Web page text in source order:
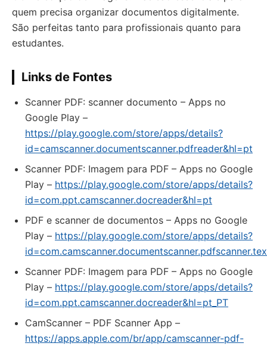
quem precisa organizar documentos digitalmente.
São perfeitas tanto para profissionais quanto para
estudantes.
Links de Fontes
Scanner PDF: scanner documento – Apps no
Google Play –
https://play.google.com/store/apps/details?
id=camscanner.documentscanner.pdfreader&hl=pt
Scanner PDF: Imagem para PDF – Apps no Google
Play – https://play.google.com/store/apps/details?
id=com.ppt.camscanner.docreader&hl=pt
PDF e scanner de documentos – Apps no Google
Play – https://play.google.com/store/apps/details?
Scanner PDF: Imagem para PDF – Apps no Google
Play – https://play.google.com/store/apps/details?
id=com.ppt.camscanner.docreader&hl=pt_PT
‎CamScanner – PDF Scanner App –
https://apps.apple.com/br/app/camscanner-pdf-